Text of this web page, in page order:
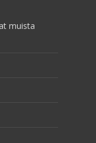
muista